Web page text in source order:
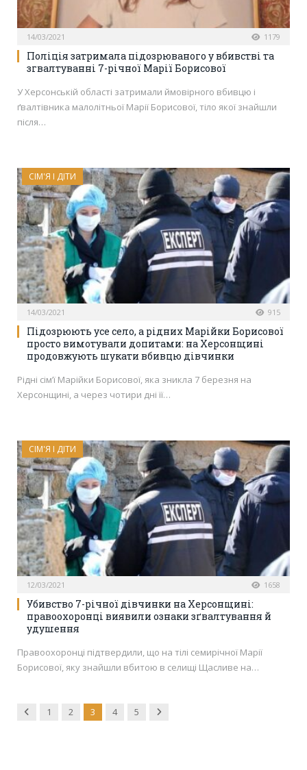
14/03/2021 1179
Поліція затримала підозрюваного у вбивстві та
згвалтуванні 7-річної Марії Борисової
У Херсонській області затримали ймовірного вбивцю і
ґвалтівника малолітньої Марії Борисової, тіло якої знайшли
після…
СІМ'Я І ДІТИ
14/03/2021 915
Підозрюють усе село, а рідних Марійки Борисової
просто вимотували допитами: на Херсонщині
продовжують шукати вбивцю дівчинки
Рідні сім’ї Марійки Борисової, яка зникла 7 березня на
Херсонщині, а через чотири дні її…
СІМ'Я І ДІТИ
12/03/2021 1658
Убивство 7-річної дівчинки на Херсонщині:
правоохоронці виявили ознаки зґвалтування й
удушення
Правоохоронці підтвердили, що на тілі семирічної Марії
Борисової, яку знайшли вбитою в селищі Щасливе на…
Previous
1 2 3 4 5 Next